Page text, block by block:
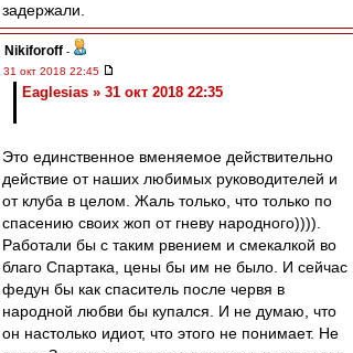
задержали.
Nikiforoff -
31 окт 2018 22:45
Eaglesias » 31 окт 2018 22:35
Это единственное вменяемое действительно
действие от наших любимых руководителей и
от клуба в целом. Жаль только, что только по
спасению своих жоп от гневу народного)))).
Работали бы с таким рвением и смекалкой во
благо Спартака, цены бы им не было. И сейчас
федун бы как спаситель после червя в
народной любви бы купался. И не думаю, что
он настолько идиот, что этого не понимает. Не